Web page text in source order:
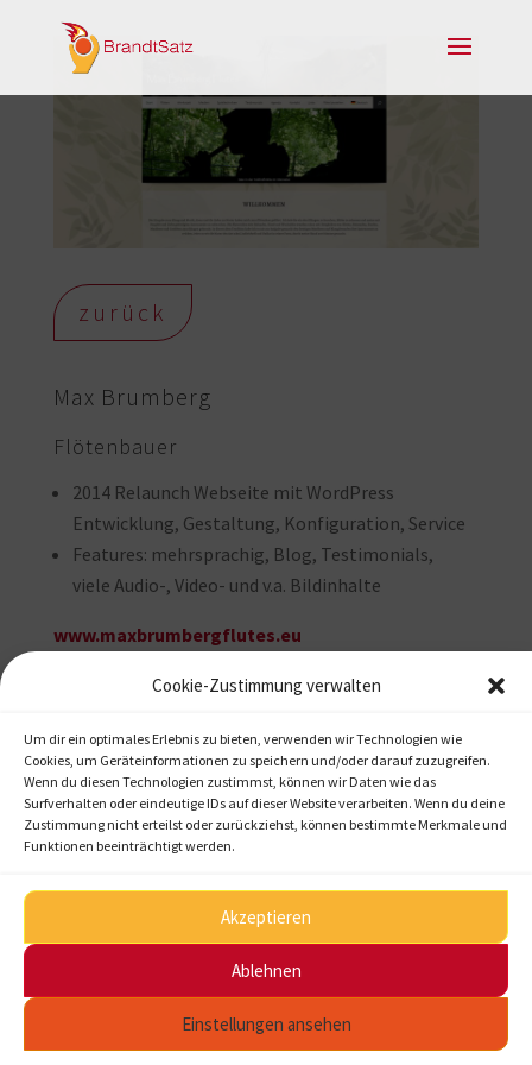
Cookie-Zustimmung verwalten
Um dir ein optimales Erlebnis zu bieten, verwenden wir Technologien wie
Cookies, um Geräteinformationen zu speichern und/oder darauf zuzugreifen.
Wenn du diesen Technologien zustimmst, können wir Daten wie das
Surfverhalten oder eindeutige IDs auf dieser Website verarbeiten. Wenn du deine
Zustimmung nicht erteilst oder zurückziehst, können bestimmte Merkmale und
Funktionen beeinträchtigt werden.
Akzeptieren
Ablehnen
Einstellungen ansehen
zurück
Max Brumberg
Flötenbauer
2014 Relaunch Webseite mit WordPress
Entwicklung, Gestaltung, Konfiguration, Service
Features: mehrsprachig, Blog, Testimonials,
viele Audio-, Video- und v.a. Bildinhalte
www.maxbrumbergflutes.eu
←Hutewaldhof
KRES→
Startseite Kontakt
Impressum
Datenschutzerklärung